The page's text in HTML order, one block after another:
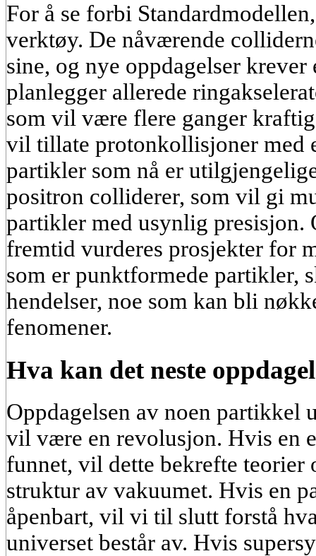
For å se forbi
verktøy. De nåværende
sine, og nye oppdagelser
planlegger allerede
som vil være flere ganger
vil tillate protonkollisjoner med
partikler som nå er
positron colliderer, som vil gi
partikler med usynlig presisjon.
fremtid vurderes prosjekter for
som er punktformede partikler,
hendelser, noe som kan bli
fenomener.
Hva kan det neste
Oppdagelsen av noen partikkel
vil være en revolusjon. Hvis en
funnet, vil dette bekrefte teorier
struktur av vakuumet. Hvis en
åpenbart, vil vi til slutt forstå
universet består av. Hvis